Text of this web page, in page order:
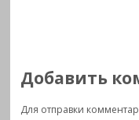
Добавить
Для отправки